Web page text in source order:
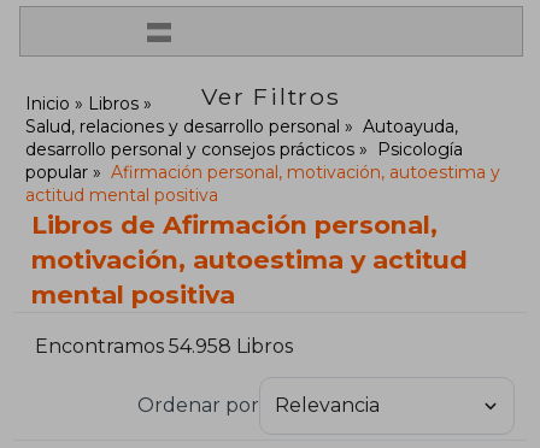
=
Ver Filtros
Inicio
Libros
Salud, relaciones y desarrollo personal
Autoayuda,
desarrollo personal y consejos prácticos
Psicología
popular
Afirmación personal, motivación, autoestima y
actitud mental positiva
Libros de Afirmación personal,
motivación, autoestima y actitud
mental positiva
Encontramos 54.958 Libros
Ordenar por